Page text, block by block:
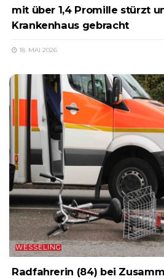
mit über 1,4 Promille stürzt
Krankenhaus gebracht
18. MAI 2026
WESSELING
Radfahrerin (84) bei